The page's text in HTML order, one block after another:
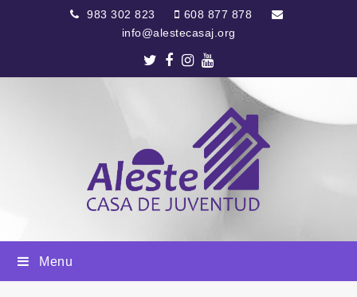
983 302 823
608 877 878
info@alestecasaj.org
Twitter
Facebook
Instagram
Youtube
Menu